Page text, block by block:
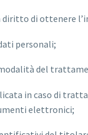
diritto di ottenere
personali;
del
in caso di
elettronici;